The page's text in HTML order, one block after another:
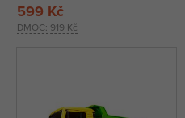
DMOC: 919 Kč
599 Kč